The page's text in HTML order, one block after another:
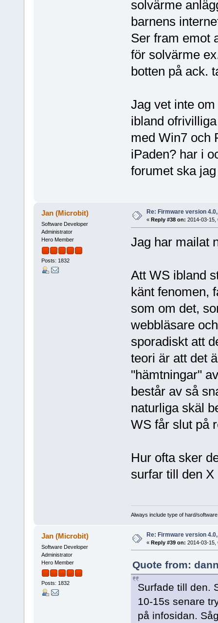
solvärme
barnens
Ser fram emot
för solvärme
botten på ack.
Jag vet inte
ibland
med Win7 och
iPaden? har i
forumet ska
Jan (Microbit)
Software Developer
Administrator
Hero Member
Posts: 1832
Re: Firmware version
« Reply #38 on: 2014-03-15,
Jag har mailat
Att WS ibland
känt fenomen,
som om det,
webbläsare
sporadiskt att
teori är att det
"hämtningar"
består av så
naturliga skäl
WS får slut på
Hur ofta sker
surfar till den
Always include type of hard/
Jan (Microbit)
Software Developer
Administrator
Hero Member
Posts: 1832
Re: Firmware version
« Reply #39 on: 2014-03-15,
Quote from:
Surfade till den.
10-15s senare
på infosidan.